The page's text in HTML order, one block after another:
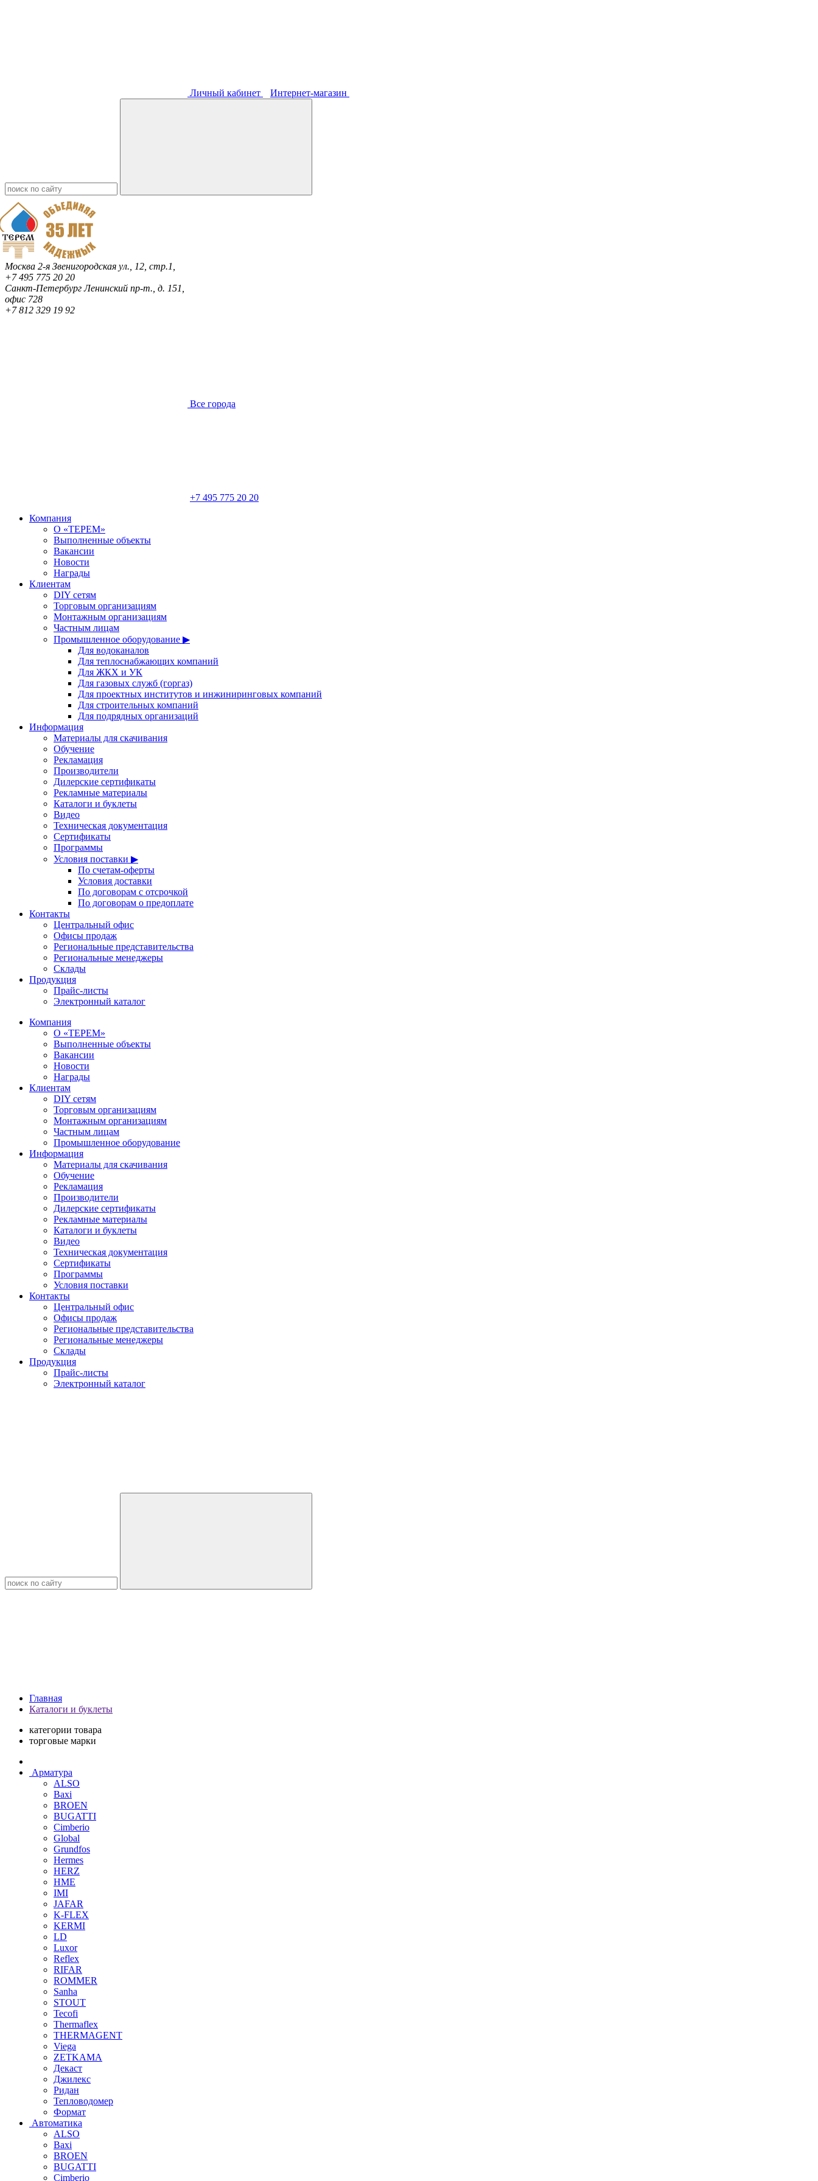
Личный кабинет Интернет-магазин
Москва 2-я Звенигородская ул., 12, стр.1,
+7 495 775 20 20
Санкт-ПетербургЛенинский пр-т., д. 151,
офис 728
+7 812 329 19 92
Все города
+7 495 775 20 20
Компания
О «ТЕРЕМ»
Выполненные объекты
Вакансии
Новости
Награды
Клиентам
DIY сетям
Торговым организациям
Монтажным организациям
Частным лицам
Промышленное оборудование ▶
Для водоканалов
Для теплоснабжающих компаний
Для ЖКХ и УК
Для газовых служб (горгаз)
Для проектных институтов и инжиниринговых компаний
Для строительных компаний
Для подрядных организаций
Информация
Материалы для скачивания
Обучение
Рекламация
Производители
Дилерские сертификаты
Рекламные материалы
Каталоги и буклеты
Видео
Техническая документация
Сертификаты
Программы
Условия поставки ▶
По счетам-оферты
Условия доставки
По договорам с отсрочкой
По договорам о предоплате
Контакты
Центральный офис
Офисы продаж
Региональные представительства
Региональные менеджеры
Склады
Продукция
Прайс-листы
Электронный каталог
Компания
О «ТЕРЕМ»
Выполненные объекты
Вакансии
Новости
Награды
Клиентам
DIY сетям
Торговым организациям
Монтажным организациям
Частным лицам
Промышленное оборудование
Информация
Материалы для скачивания
Обучение
Рекламация
Производители
Дилерские сертификаты
Рекламные материалы
Каталоги и буклеты
Видео
Техническая документация
Сертификаты
Программы
Условия поставки
Контакты
Центральный офис
Офисы продаж
Региональные представительства
Региональные менеджеры
Склады
Продукция
Прайс-листы
Электронный каталог
Главная
Каталоги и буклеты
категории товара
торговые марки
Арматура
ALSO
Baxi
BROEN
BUGATTI
Cimberio
Global
Grundfos
Hermes
HERZ
HME
IMI
JAFAR
K-FLEX
KERMI
LD
Luxor
Reflex
RIFAR
ROMMER
Sanha
STOUT
Tecofi
Thermaflex
THERMAGENT
Viega
ZETKAMA
Декаст
Джилекс
Ридан
Тепловодомер
Формат
Автоматика
ALSO
Baxi
BROEN
BUGATTI
Cimberio